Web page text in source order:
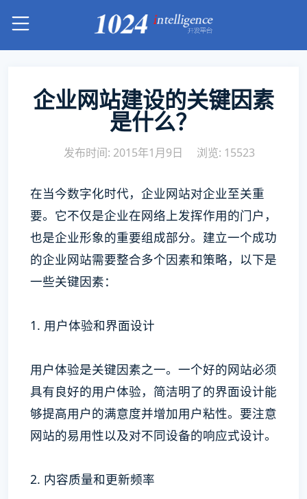
企业网站建设的关键因素
是什么？
发布时间: 2015年1月9日 浏览: 15523
在当今数字化时代，企业网站对企业至关重
要。它不仅是企业在网络上发挥作用的门户，
也是企业形象的重要组成部分。建立一个成功
的企业网站需要整合多个因素和策略，以下是
一些关键因素：
1. 用户体验和界面设计
用户体验是关键因素之一。一个好的网站必须
具有良好的用户体验，简洁明了的界面设计能
够提高用户的满意度并增加用户粘性。要注意
网站的易用性以及对不同设备的响应式设计。
2. 内容质量和更新频率